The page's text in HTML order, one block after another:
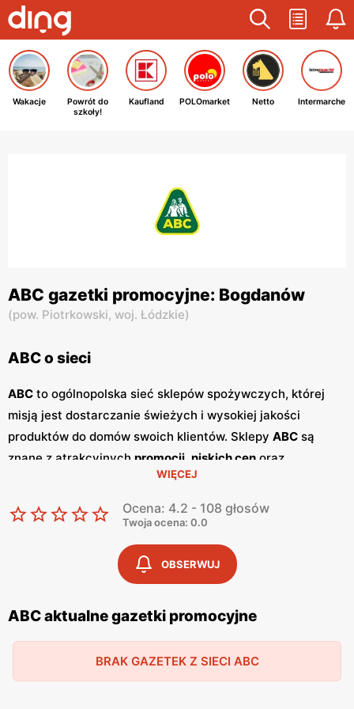
Wakacje
Powrót do
szkoły!
Kaufland POLOmarket Netto Intermarche
ABC gazetki promocyjne: Bogdanów
(pow. Piotrkowski, woj. Łódzkie)
ABC o sieci
ABC to ogólnopolska sieć sklepów spożywczych, której
misją jest dostarczanie świeżych i wysokiej jakości
produktów do domów swoich klientów. Sklepy ABC są
znane z atrakcyjnych promocji niskich cen oraz
szerokiego asortymentu, który zaspokaja potrzeby całej
rodziny. Dzięki przyjaznej obsłudze i lokalnym sklepom,
ABC stało się ulubionym miejscem zakupów dla wielu
regularnie publikuje
, w których prezentowane są najlepsze oferty
oraz nowości produktowe.Gazetkite ukazują się kilka razy
w miesiącu, umożliwiając klientom śledzenie najnowszych
okazji i planowanie zakupów z wyprzedzeniem. Dostępne
wersji online na stronie internetowej sieci. Jednym z
WIĘCEJ
Ocena: 4.2 - 108 głosów
Twoja ocena: 0.0
OBSERWUJ
ABC aktualne gazetki promocyjne
BRAK GAZETEK Z SIECI ABC